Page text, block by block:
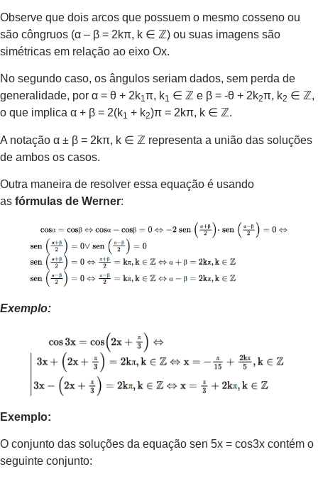
Observe que dois arcos que possuem o mesmo cosseno ou
são côngruos (α – β = 2kπ, k ∈ ℤ) ou suas imagens são
simétricas em relação ao eixo Ox.
No segundo caso, os ângulos seriam dados, sem perda de
generalidade, por α = θ + 2k1π, k1 ∈ ℤ e β = -θ + 2k2π, k2 ∈ ℤ,
o que implica α + β = 2(k1 + k2)π = 2kπ, k ∈ ℤ.
A notação α ± β = 2kπ, k ∈ ℤ representa a união das soluções
de ambos os casos.
Outra maneira de resolver essa equação é usando
as fórmulas de Werner:
Exemplo:
Exemplo:
O conjunto das soluções da equação sen 5x = cos3x contém o
seguinte conjunto: